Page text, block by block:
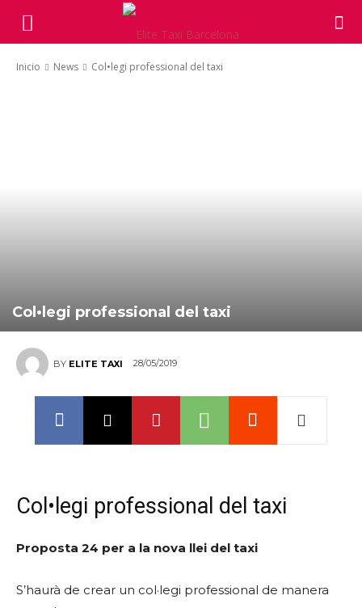
Inicio News Col•legi professional del taxi
Col•legi professional del taxi
BY ELITE TAXI 28/05/2019
Col•legi professional del taxi
Proposta 24 per a la nova llei del taxi
S’haurà de crear un col·legi professional de manera